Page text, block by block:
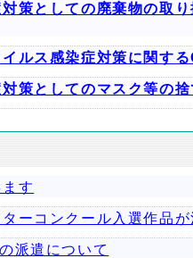
策としての廃棄物の取
ルス感染症対策に関す
策としてのマスク等の捨
す
ーコンクール入選作品が
派遣について